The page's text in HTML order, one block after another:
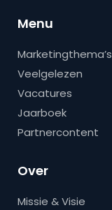
Menu
Marketingthema’s
Veelgelezen
Vacatures
Jaarboek
Partnercontent
Over
Missie & Visie